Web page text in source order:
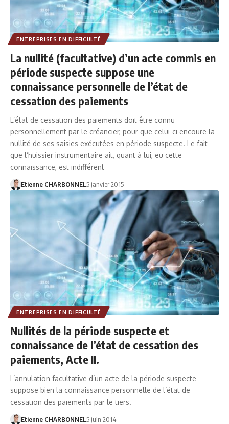
ENTREPRISES EN DIFFICULTÉ
La nullité (facultative) d’un acte commis en
période suspecte suppose une
connaissance personnelle de l’état de
cessation des paiements
L’état de cessation des paiements doit être connu
personnellement par le créancier, pour que celui-ci encoure la
nullité de ses saisies exécutées en période suspecte. Le fait
que l’huissier instrumentaire ait, quant à lui, eu cette
connaissance, est indifférent
Etienne CHARBONNEL5 janvier 2015
ENTREPRISES EN DIFFICULTÉ
Nullités de la période suspecte et
connaissance de l’état de cessation des
paiements, Acte II.
L’annulation facultative d’un acte de la période suspecte
suppose bien la connaissance personnelle de l’état de
cessation des paiements par le tiers.
Etienne CHARBONNEL5 juin 2014